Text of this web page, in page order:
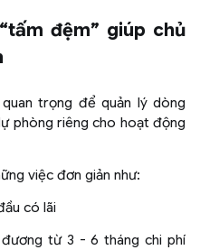
đệm” giúp chủ
trọng để quản lý dòng
phòng riêng cho hoạt động
việc đơn giản như:
có lãi
từ 3 - 6 tháng chi phí